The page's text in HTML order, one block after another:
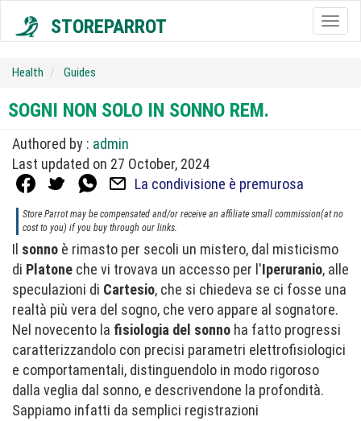
STOREPARROT
Health Guides
SOGNI NON SOLO IN SONNO REM.
Authored by : admin
Last updated on 27 October, 2024
La condivisione è premurosa
Store Parrot may be compensated and/or receive an affiliate small commission(at no
cost to you) if you buy through our links.
Il sonno è rimasto per secoli un mistero, dal misticismo
di Platone che vi trovava un accesso per l'Iperuranio, alle
speculazioni di Cartesio, che si chiedeva se ci fosse una
realtà più vera del sogno, che vero appare al sognatore.
Nel novecento la fisiologia del sonno ha fatto progressi
caratterizzandolo con precisi parametri elettrofisiologici
e comportamentali, distinguendolo in modo rigoroso
dalla veglia dal sonno, e descrivendone la profondità.
Sappiamo infatti da semplici registrazioni